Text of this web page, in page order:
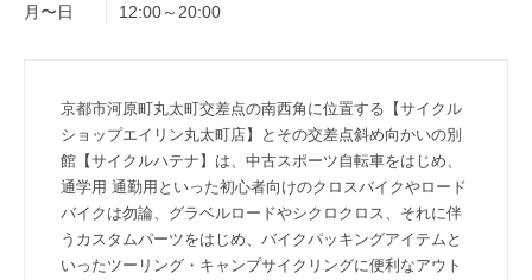
月〜日
12:00～20:00
京都市河原町丸太町交差点の南西角に位置する【サイクル
ショップエイリン丸太町店】とその交差点斜め向かいの別
館【サイクルハテナ】は、中古スポーツ自転車をはじめ、
通学用 通勤用といった初心者向けのクロスバイクやロード
バイクは勿論、グラベルロードやシクロクロス、それに伴
うカスタムパーツをはじめ、バイクパッキングアイテムと
いったツーリング・キャンプサイクリングに便利なアウト